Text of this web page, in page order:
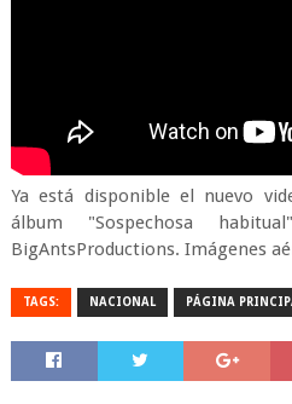
Ya está disponible el nuevo
álbum "Sospechosa
BigAntsProductions. Imágenes
TAGS: NACIONAL PÁGINA